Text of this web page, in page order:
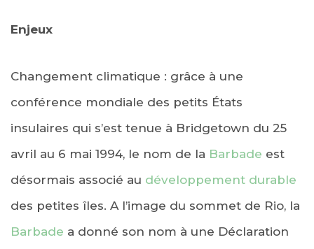
Enjeux
Changement climatique : grâce à une
conférence mondiale des petits États
insulaires qui s’est tenue à Bridgetown du 25
avril au 6 mai 1994, le nom de la Barbade est
désormais associé au développement durable
des petites îles. A l’image du sommet de Rio, la
Barbade a donné son nom à une Déclaration